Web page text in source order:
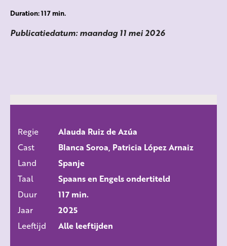
Duration: 117 min.
Publicatiedatum: maandag 11 mei 2026
Regie
Alauda Ruiz de Azúa
Cast
Blanca Soroa, Patricia López Arnaiz
Land
Spanje
Taal
Spaans en Engels ondertiteld
Duur
117 min.
Jaar
2025
Leeftijd
Alle leeftijden